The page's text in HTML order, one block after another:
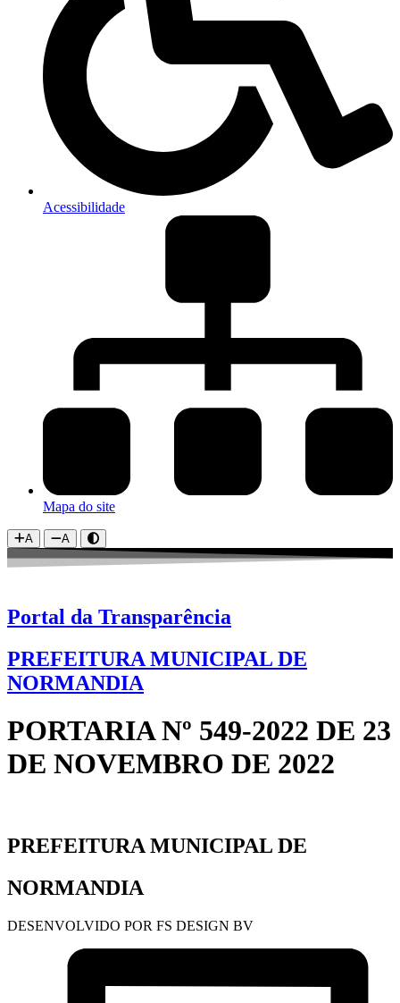
Acessibilidade
Mapa do site
A A
Portal da Transparência
PREFEITURA MUNICIPAL DE
NORMANDIA
PORTARIA Nº 549-2022 DE 23
DE NOVEMBRO DE 2022
PREFEITURA MUNICIPAL DE
NORMANDIA
DESENVOLVIDO POR FS DESIGN BV